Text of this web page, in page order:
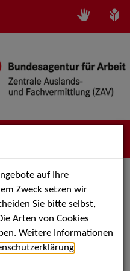
als PDF speichern
auf Ihre
Zweck setzen wir
Sie bitte selbst,
Arten von Cookies
Weitere Informationen